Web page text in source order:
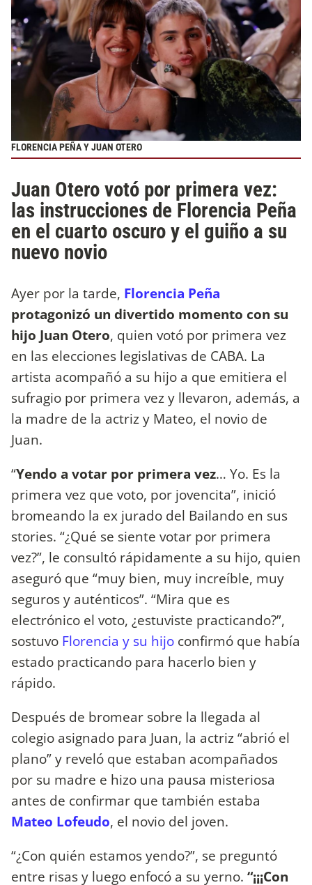
FLORENCIA PEÑA Y JUAN OTERO
Juan Otero votó por primera vez:
las instrucciones de Florencia Peña
en el cuarto oscuro y el guiño a su
nuevo novio
Ayer por la tarde, Florencia Peña
protagonizó un divertido momento con su
hijo Juan Otero, quien votó por primera vez
en las elecciones legislativas de CABA. La
artista acompañó a su hijo a que emitiera el
sufragio por primera vez y llevaron, además, a
la madre de la actriz y Mateo, el novio de
Juan.
“Yendo a votar por primera vez… Yo. Es la
primera vez que voto, por jovencita”, inició
bromeando la ex jurado del Bailando en sus
stories. “¿Qué se siente votar por primera
vez?”, le consultó rápidamente a su hijo, quien
aseguró que “muy bien, muy increíble, muy
seguros y auténticos”. “Mira que es
electrónico el voto, ¿estuviste practicando?”,
sostuvo Florencia y su hijo confirmó que había
estado practicando para hacerlo bien y
rápido.
Después de bromear sobre la llegada al
colegio asignado para Juan, la actriz “abrió el
plano” y reveló que estaban acompañados
por su madre e hizo una pausa misteriosa
antes de confirmar que también estaba
Mateo Lofeudo, el novio del joven.
“¿Con quién estamos yendo?”, se preguntó
entre risas y luego enfocó a su yerno. “¡¡¡Con